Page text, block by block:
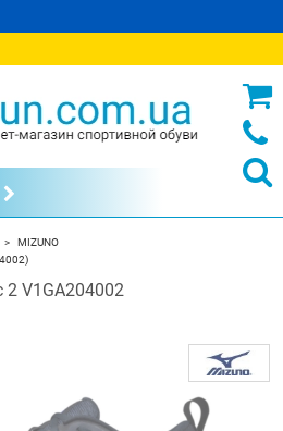
MIZUNO
2 V1GA204002